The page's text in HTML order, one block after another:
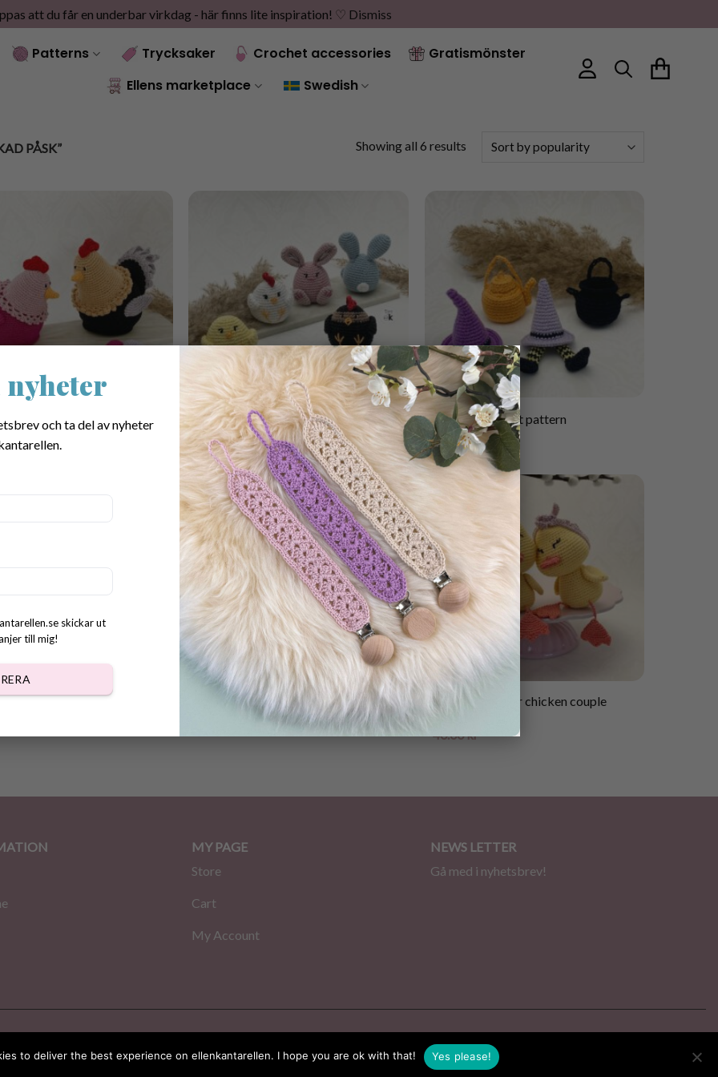
nyheter
och ta del av nyheter
skickar ut
till mig!
×
att du får en underbar virkdag - här finns lite inspiration! ♡ Dismiss
Patterns Trycksaker Crochet accessories
Gratismönster
Ellens marketplace
Swedish
PÅSK” Showing all 6 resultsSorted
pattern
Easter family pattern
35.00kr
Easter ornament pattern
40.00kr
Witch Cat pattern
Adorable Easter chicken couple
40.00kr
MY PAGE
Store
Cart
My Account
NEWS LETTER
Gå med i nyhetsbrev!
to deliver the best experience on ellenkantarellen. I hope you are ok with that! Yes please!